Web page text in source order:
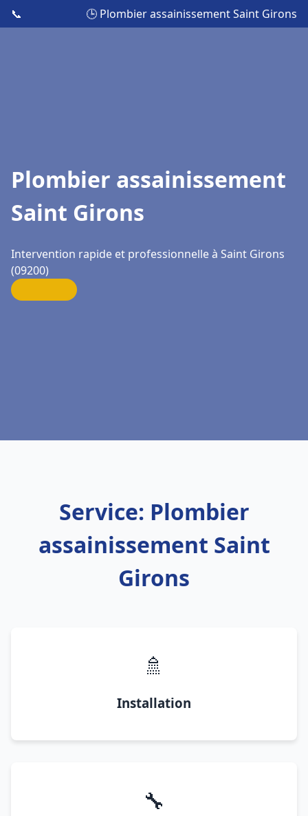
📞 🕒 Plombier assainissement Saint Girons
Plombier assainissement
Saint Girons
Intervention rapide et professionnelle à Saint Girons
(09200)
Service: Plombier
assainissement Saint
Girons
🚿
Installation
🔧